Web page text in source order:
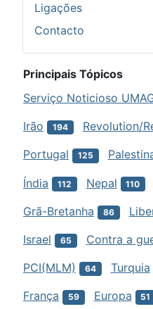
Ligações
Contacto
Principais Tópicos
Serviço Noticioso
Irão 194 Revolution/
Portugal 125
Índia 112 Nepal 110
Grã-Bretanha 86
Israel 65 Contra a
PCI(MLM) 64 Turquia
França 59 Europa 51